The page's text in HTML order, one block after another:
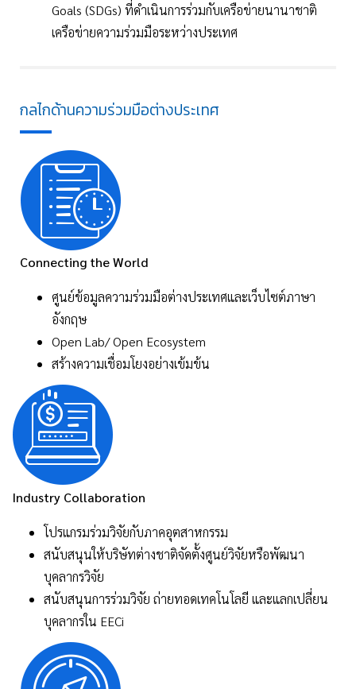
Goals (SDGs) ที่ดำเนินการร่วมกับเครือข่ายนานาชาติ
เครือข่ายความร่วมมือระหว่างประเทศ
กลไกด้านความร่วมมือต่างประเทศ
Connecting the World
ศูนย์ข้อมูลความร่วมมือต่างประเทศและเว็บไซต์ภาษา
อังกฤษ
Open Lab/ Open Ecosystem
สร้างความเชื่อมโยงอย่างเข้มข้น
Industry Collaboration
โปรแกรมร่วมวิจัยกับภาคอุตสาหกรรม
สนับสนุนให้บริษัทต่างชาติจัดตั้งศูนย์วิจัยหรือพัฒนา
บุคลากรวิจัย
สนับสนุนการร่วมวิจัย ถ่ายทอดเทคโนโลยี และแลกเปลี่ยน
บุคลากรใน EECi